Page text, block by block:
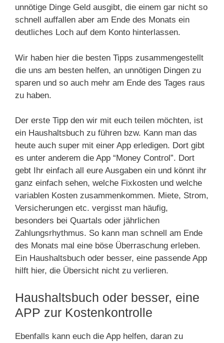
unnötige Dinge Geld ausgibt, die einem gar nicht so
schnell auffallen aber am Ende des Monats ein
deutliches Loch auf dem Konto hinterlassen.
Wir haben hier die besten Tipps zusammengestellt
die uns am besten helfen, an unnötigen Dingen zu
sparen und so auch mehr am Ende des Tages raus
zu haben.
Der erste Tipp den wir mit euch teilen möchten, ist
ein Haushaltsbuch zu führen bzw. Kann man das
heute auch super mit einer App erledigen. Dort gibt
es unter anderem die App “Money Control”. Dort
gebt Ihr einfach all eure Ausgaben ein und könnt ihr
ganz einfach sehen, welche Fixkosten und welche
variablen Kosten zusammenkommen. Miete, Strom,
Versicherungen etc. vergisst man häufig,
besonders bei Quartals oder jährlichen
Zahlungsrhythmus. So kann man schnell am Ende
des Monats mal eine böse Überraschung erleben.
Ein Haushaltsbuch oder besser, eine passende App
hilft hier, die Übersicht nicht zu verlieren.
Haushaltsbuch oder besser, eine
APP zur Kostenkontrolle
Ebenfalls kann euch die App helfen, daran zu